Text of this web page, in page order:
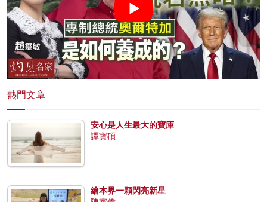
熱門文章
安心是人生最大的寶庫
譚寶碩
繪本界一顆閃亮新星